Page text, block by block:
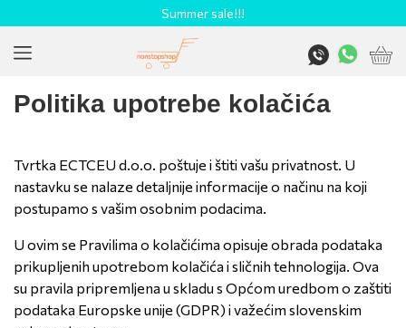
Summer sale!!!
Politika upotrebe kolačića
Tvrtka ECTCEU d.o.o. poštuje i štiti vašu privatnost. U
nastavku se nalaze detaljnije informacije o načinu na koji
postupamo s vašim osobnim podacima.
U ovim se Pravilima o kolačićima opisuje obrada podataka
prikupljenih upotrebom kolačića i sličnih tehnologija. Ova
su pravila pripremljena u skladu s Općom uredbom o zaštiti
podataka Europske unije (GDPR) i važećim slovenskim